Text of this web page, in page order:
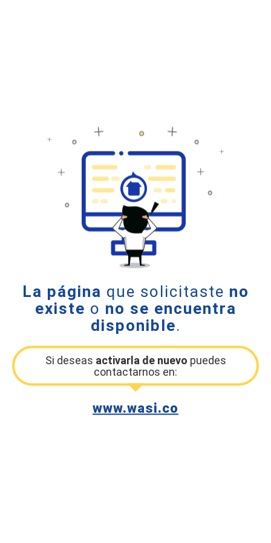
La página que solicitaste no
existe o no se encuentra
disponible.
Si deseas activarla de nuevo puedes
contactarnos en:
www.wasi.co